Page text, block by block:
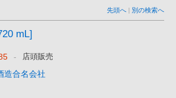
先頭へ | 別の検索へ
mL]
- 店頭販売
造合名会社